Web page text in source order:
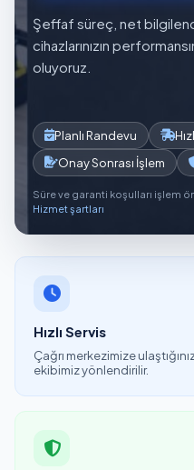
Şeffaf süreç, net
cihazlarınızın
oluyoruz.
Planlı Randevu
Onay Sonrası İşlem
Süre ve garanti koşulları işlem
Hizmet şartları
Hızlı Servis
Çağrı merkezimize
ekibimiz yönlendirilir.